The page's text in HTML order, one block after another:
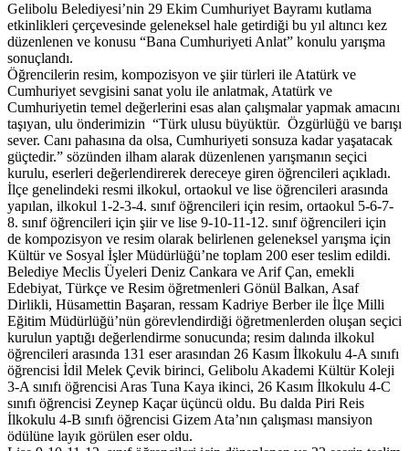
Gelibolu Belediyesi’nin 29 Ekim Cumhuriyet Bayramı kutlama
etkinlikleri çerçevesinde geleneksel hale getirdiği bu yıl altıncı kez
düzenlenen ve konusu “Bana Cumhuriyeti Anlat” konulu yarışma
sonuçlandı.
Öğrencilerin resim, kompozisyon ve şiir türleri ile Atatürk ve
Cumhuriyet sevgisini sanat yolu ile anlatmak, Atatürk ve
Cumhuriyetin temel değerlerini esas alan çalışmalar yapmak amacını
taşıyan, ulu önderimizin “Türk ulusu büyüktür. Özgürlüğü ve barışı
sever. Canı pahasına da olsa, Cumhuriyeti sonsuza kadar yaşatacak
güçtedir.” sözünden ilham alarak düzenlenen yarışmanın seçici
kurulu, eserleri değerlendirerek dereceye giren öğrencileri açıkladı.
İlçe genelindeki resmi ilkokul, ortaokul ve lise öğrencileri arasında
yapılan, ilkokul 1-2-3-4. sınıf öğrencileri için resim, ortaokul 5-6-7-
8. sınıf öğrencileri için şiir ve lise 9-10-11-12. sınıf öğrencileri için
de kompozisyon ve resim olarak belirlenen geleneksel yarışma için
Kültür ve Sosyal İşler Müdürlüğü’ne toplam 200 eser teslim edildi.
Belediye Meclis Üyeleri Deniz Cankara ve Arif Çan, emekli
Edebiyat, Türkçe ve Resim öğretmenleri Gönül Balkan, Asaf
Dirlikli, Hüsamettin Başaran, ressam Kadriye Berber ile İlçe Milli
Eğitim Müdürlüğü’nün görevlendirdiği öğretmenlerden oluşan seçici
kurulun yaptığı değerlendirme sonucunda; resim dalında ilkokul
öğrencileri arasında 131 eser arasından 26 Kasım İlkokulu 4-A sınıfı
öğrencisi İdil Melek Çevik birinci, Gelibolu Akademi Kültür Koleji
3-A sınıfı öğrencisi Aras Tuna Kaya ikinci, 26 Kasım İlkokulu 4-C
sınıfı öğrencisi Zeynep Kaçar üçüncü oldu. Bu dalda Piri Reis
İlkokulu 4-B sınıfı öğrencisi Gizem Ata’nın çalışması mansiyon
ödülüne layık görülen eser oldu.